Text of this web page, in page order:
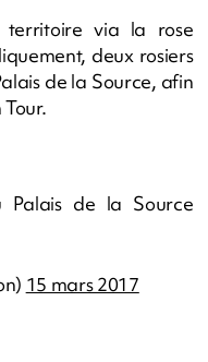
via la rose
deux rosiers
de la Source, afin
de la Source
15 mars 2017